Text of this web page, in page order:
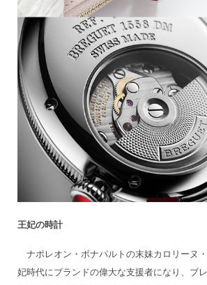
王妃の時計
ナポレオン・ボナパルトの末妹カロリーヌ
妃時代にブランドの偉大な支援者になり、ブ